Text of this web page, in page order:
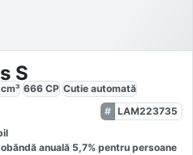
S
cm³ 666 CP Cutie automată
LAM223735
anuală 5,7% pentru persoane